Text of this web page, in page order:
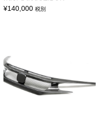
¥140,000 税別